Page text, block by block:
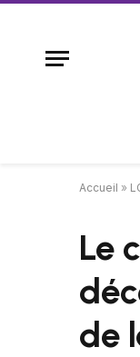
Accueil »
Le
de